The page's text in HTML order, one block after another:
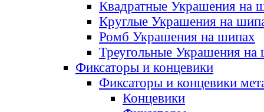
Квадратные Украшения на
Круглые Украшения на
Ромб Украшения на шипах
Треугольные Украшения на
Фиксаторы и концевики
Фиксаторы и концевики
Концевики